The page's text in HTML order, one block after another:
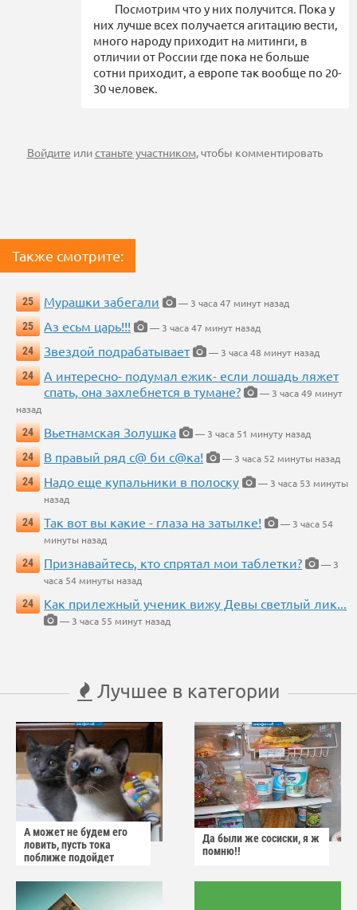
Посмотрим что у них получится. Пока у
них лучше всех получается агитацию вести,
много народу приходит на митинги, в
отличии от России где пока не больше
сотни приходит, а европе так вообще по 20-
30 человек.
Войдите илистаньте участником, чтобы комментировать
Также смотрите:
25 Мурашки забегали
— 3 часа 47 минут назад
25
Аз есьм царь!!!
— 3 часа 47 минут назад
24
Звездой подрабатывает
— 3 часа 48 минут назад
24
А интересно- подумал ежик- если лошадь ляжет
спать, она захлебнется в тумане?
— 3 часа 49 минут
назад
24
Вьетнамская Золушка
— 3 часа 51 минуту назад
24
В правый ряд с@ би с@ка!
— 3 часа 52 минуты назад
24
Надо еще купальники в полоску
— 3 часа 53 минуты
назад
24
Так вот вы какие - глаза на затылке!
— 3 часа 54
минуты назад
24
Признавайтесь, кто спрятал мои таблетки?
— 3
часа 54 минуты назад
24
Как прилежный ученик вижу Девы светлый лик...
— 3 часа 55 минут назад
Лучшее в категории
А может не будем его
ловить, пусть тока
поближе подойдет
Да были же сосиски, я ж
помню!!